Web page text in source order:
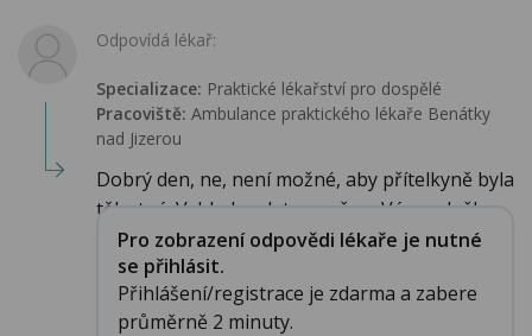
Odpovídá lékař:
Specializace: Praktické lékařství pro dospělé
Pracoviště: Ambulance praktického lékaře Benátky
nad Jizerou
Dobrý den, ne, není možné, aby přítelkyně byla
těhotná. Vzhledem k tomu, že u Vás nedošl...
Pro zobrazení odpovědi lékaře je nutné
se přihlásit.
Přihlášení/registrace je zdarma a zabere
průměrně 2 minuty.